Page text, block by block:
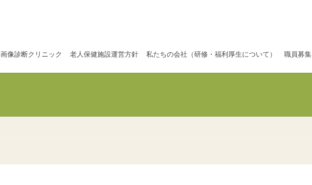
画像診断クリニック 老人保健施設運営方針 私たちの会社（研修・福利厚生について） 職員募集